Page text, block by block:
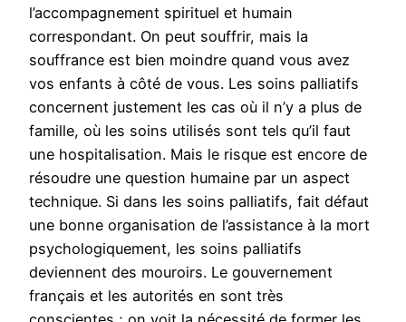
l’accompagnement spirituel et humain
correspondant. On peut souffrir, mais la
souffrance est bien moindre quand vous avez
vos enfants à côté de vous. Les soins palliatifs
concernent justement les cas où il n’y a plus de
famille, où les soins utilisés sont tels qu’il faut
une hospitalisation. Mais le risque est encore de
résoudre une question humaine par un aspect
technique. Si dans les soins palliatifs, fait défaut
une bonne organisation de l’assistance à la mort
psychologiquement, les soins palliatifs
deviennent des mouroirs. Le gouvernement
français et les autorités en sont très